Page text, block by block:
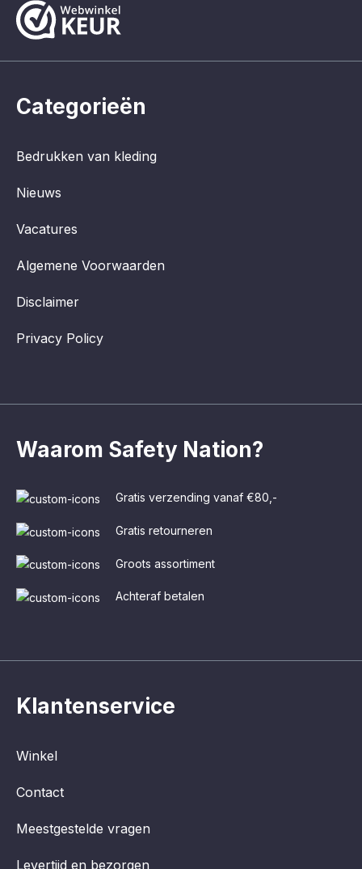
Klantenservice
Winkel
Contact
Meestgestelde vragen
Levertijd en bezorgen
Waarom Safety Nation?
Gratis verzending vanaf €80,-
Gratis retourneren
Groots assortiment
Achteraf betalen
Categorieën
Bedrukken van kleding
Nieuws
Vacatures
Algemene Voorwaarden
Disclaimer
Privacy Policy